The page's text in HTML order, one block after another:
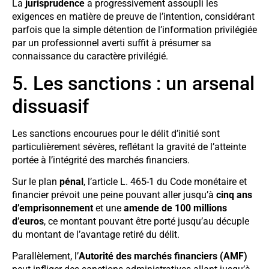
La jurisprudence a progressivement assoupli les
exigences en matière de preuve de l’intention, considérant
parfois que la simple détention de l’information privilégiée
par un professionnel averti suffit à présumer sa
connaissance du caractère privilégié.
5. Les sanctions : un arsenal
dissuasif
Les sanctions encourues pour le délit d’initié sont
particulièrement sévères, reflétant la gravité de l’atteinte
portée à l’intégrité des marchés financiers.
Sur le plan pénal, l’article L. 465-1 du Code monétaire et
financier prévoit une peine pouvant aller jusqu’à cinq ans
d’emprisonnement et une amende de 100 millions
d’euros, ce montant pouvant être porté jusqu’au décuple
du montant de l’avantage retiré du délit.
Parallèlement, l’Autorité des marchés financiers (AMF)